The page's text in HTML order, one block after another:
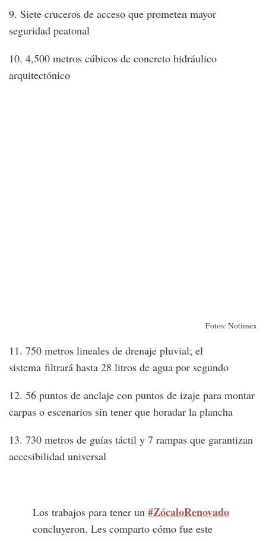
9. Siete cruceros de acceso que prometen mayor
seguridad peatonal
10. 4,500 metros cúbicos de concreto hidráulico
arquitectónico
Fotos: Notimex
11. 750 metros lineales de drenaje pluvial; el
sistema filtrará hasta 28 litros de agua por segundo
12. 56 puntos de anclaje con puntos de izaje para montar
carpas o escenarios sin tener que horadar la plancha
13. 730 metros de guías táctil y 7 rampas que garantizan
accesibilidad universal
Los trabajos para tener un #ZócaloRenovado
concluyeron. Les comparto cómo fue este